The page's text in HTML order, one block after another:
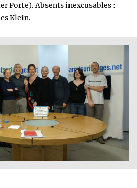
Porte). Absents inexcusables :
Klein.